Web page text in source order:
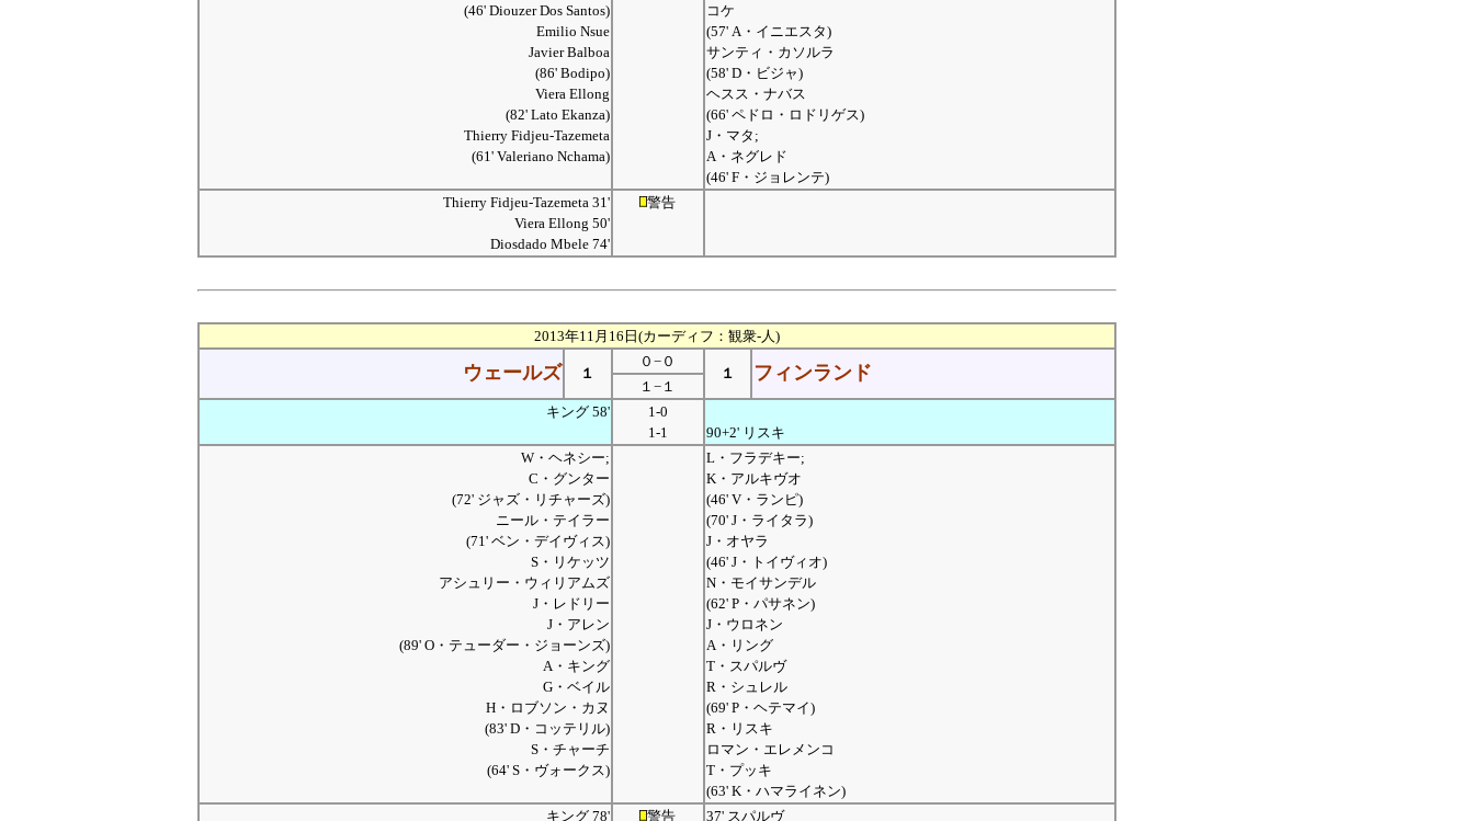
(46' Diouzer Dos Santos)
Emilio Nsue
Javier Balboa
(86' Bodipo)
Viera Ellong
(82' Lato Ekanza)
Thierry Fidjeu-Tazemeta
(61' Valeriano Nchama)
コケ
(57' A・イニエスタ)
サンティ・カソルラ
(58' D・ビジャ)
ヘスス・ナバス
(66' ペドロ・ロドリゲス)
J・マタ;
A・ネグレド
(46' F・ジョレンテ)
Thierry Fidjeu-Tazemeta 31'
Viera Ellong 50'
Diosdado Mbele 74'
警告
2013年11月16日(カーディフ：観衆-人)
ウェールズ １
０−０
１ フィンランド
１−１
キング 58'
1-0
1-1
90+2' リスキ
W・ヘネシー;
C・グンター
(72' ジャズ・リチャーズ)
ニール・テイラー
(71' ベン・デイヴィス)
S・リケッツ
アシュリー・ウィリアムズ
J・レドリー
J・アレン
(89' O・テューダー・ジョーンズ)
A・キング
G・ベイル
H・ロブソン・カヌ
(83' D・コッテリル)
S・チャーチ
(64' S・ヴォークス)
L・フラデキー;
K・アルキヴオ
(46' V・ランピ)
(70' J・ライタラ)
J・オヤラ
(46' J・トイヴィオ)
N・モイサンデル
(62' P・パサネン)
J・ウロネン
A・リング
T・スパルヴ
R・シュレル
(69' P・ヘテマイ)
R・リスキ
ロマン・エレメンコ
T・プッキ
(63' K・ハマライネン)
キング 78'
警告 37' スパルヴ